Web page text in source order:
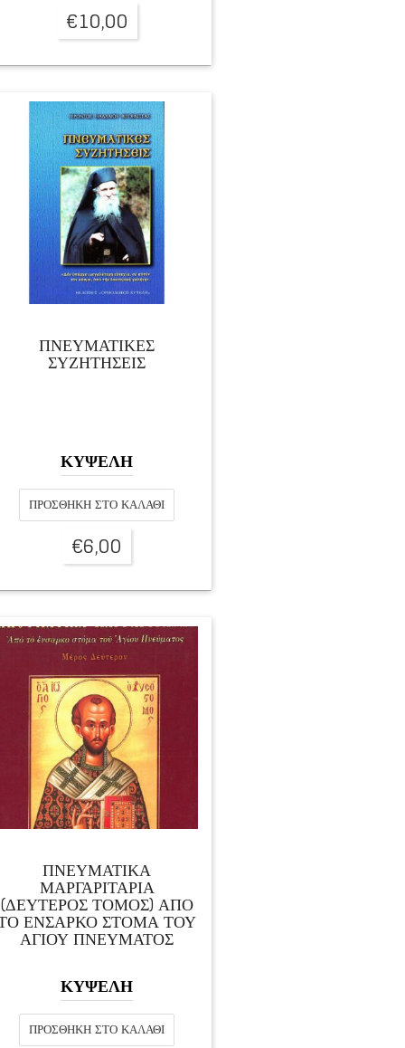
€10,00
ΠΝΕΥΜΑΤΙΚΕΣ
ΣΥΖΗΤΗΣΕΙΣ
ΚΥΨΕΛΗ
ΠΡΟΣΘΉΚΗ ΣΤΟ ΚΑΛΆΘΙ
€6,00
ΠΝΕΥΜΑΤΙΚΑ
ΜΑΡΓΑΡΙΤΑΡΙΑ
(ΔΕΥΤΕΡΟΣ ΤΟΜΟΣ) ΑΠΟ
ΕΝΣΑΡΚΟ ΣΤΟΜΑ ΤΟΥ
ΑΓΙΟΥ ΠΝΕΥΜΑΤΟΣ
ΚΥΨΕΛΗ
ΠΡΟΣΘΉΚΗ ΣΤΟ ΚΑΛΆΘΙ